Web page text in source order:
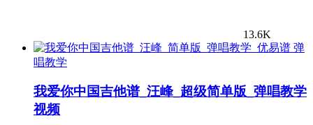
13.6K
弹
唱教学
我爱你中国吉他谱_汪峰_超级简单版_弹唱教学
视频